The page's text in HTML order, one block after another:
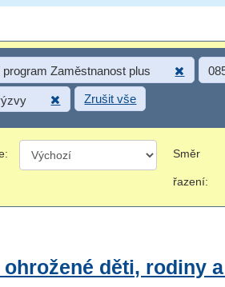
Zaměstnanost plus
Zrušit vše
Směr
řazení:
děti, rodiny